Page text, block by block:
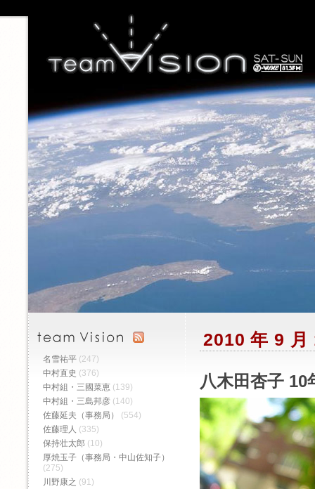
2010 年 9 月
八木田杏子 10
名雪祐平 (247)
中村直史 (376)
中村組・三國菜恵 (139)
中村組・三島邦彦 (140)
佐藤延夫（事務局）
(554)
佐藤理人 (335)
保持壮太郎 (10)
厚焼玉子（事務局・中山佐知子）
(275)
川野康之 (91)